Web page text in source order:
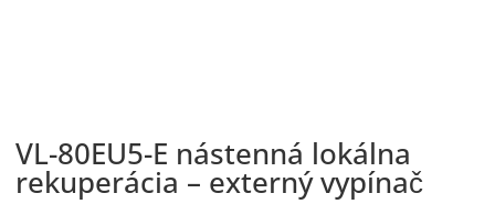
VL-80EU5-E nástenná lokálna
rekuperácia – externý vypínač